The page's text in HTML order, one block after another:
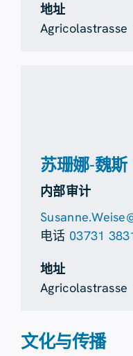
地址
苏珊娜-魏斯
内部审计
电话 03731
地址
文化与传播